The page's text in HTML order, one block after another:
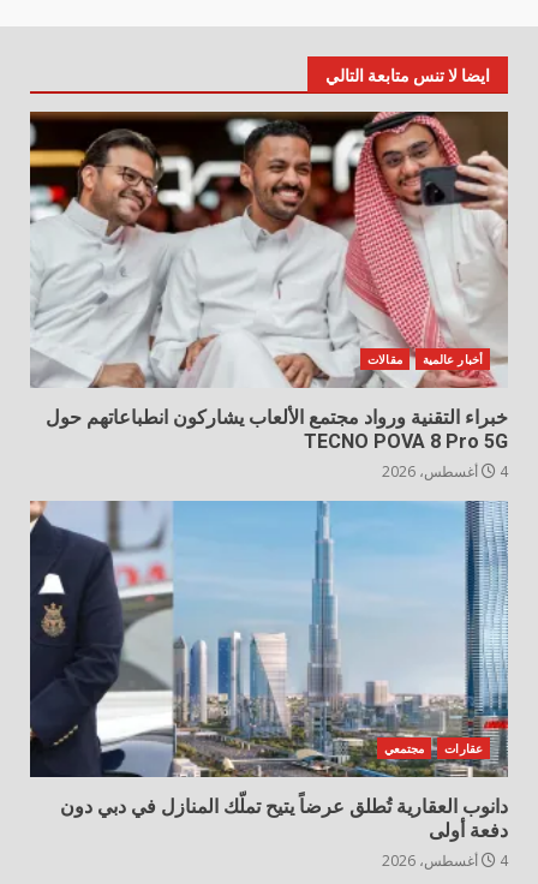
ايضا لا تنس متابعة التالي
أخبار عالمية مقالات
خبراء التقنية ورواد مجتمع الألعاب يشاركون انطباعاتهم حول
TECNO POVA 8 Pro 5G
4 أغسطس، 2026
عقارات مجتمعي
دانوب العقارية تُطلق عرضاً يتيح تملّك المنازل في دبي دون
دفعة أولى
4 أغسطس، 2026